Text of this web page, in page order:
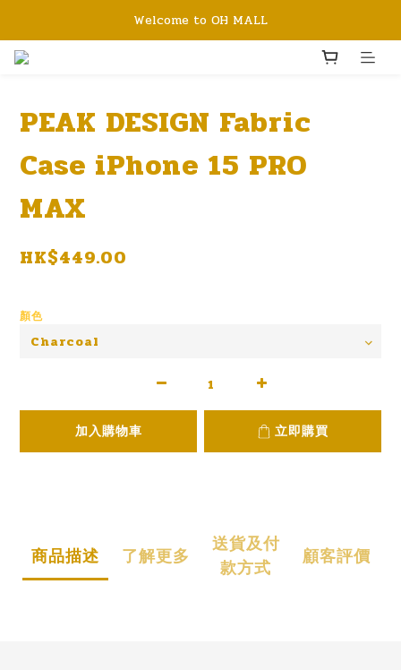
Welcome to OH MALL
PEAK DESIGN Fabric
Case iPhone 15 PRO
MAX
HK$449.00
顏色
加入購物車 立即購買
商品描述 了解更多
送貨及付
款方式
顧客評價